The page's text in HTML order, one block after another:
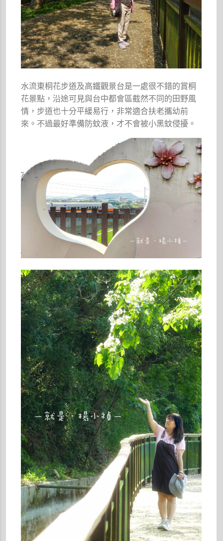
水流東桐花步道及高鐵觀景台是一處很不錯的賞桐
花景點，沿途可見與台中都會區截然不同的田野風
情，步道也十分平緩易行，非常適合扶老攜幼前
來。不過最好準備防蚊液，才不會被小黑蚊侵擾。